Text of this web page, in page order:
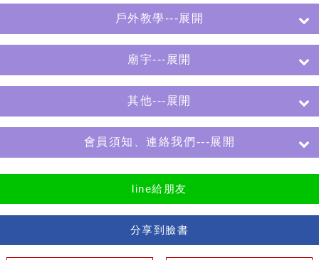
戶外教學---展開
廟宇---展開
其他---展開
會員須知、連絡我們---展開
line給朋友
分享到臉書